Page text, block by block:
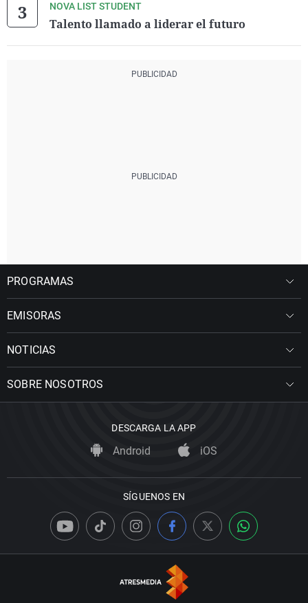
NOVA LIST STUDENT
Talento llamado a liderar el futuro
PROGRAMAS
EMISORAS
NOTICIAS
SOBRE NOSOTROS
DESCARGA LA APP
Android iOS
SÍGUENOS EN